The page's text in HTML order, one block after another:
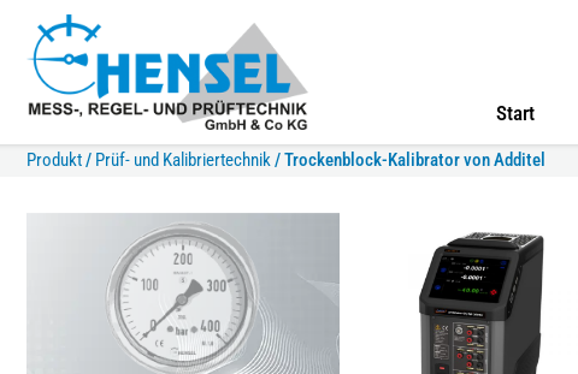
Start
Produkt/ Prüf- und Kalibriertechnik/Trockenblock-Kalibrator von Additel